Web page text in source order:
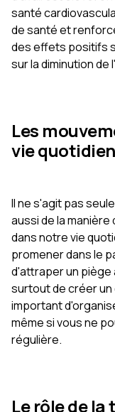
santé
de santé et
des effets positifs
sur la diminution
Les
vie
Il ne s'agit pas
aussi de la
dans notre vie
promener dans le
d'attraper un piège
surtout de créer un
important
même si vous ne
régulière.
Le rôle de